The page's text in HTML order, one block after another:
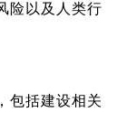
险以及人类行
包括建设相关